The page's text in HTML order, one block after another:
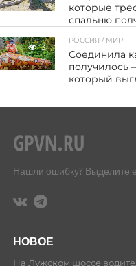
которые
спальню
31
РОССИЯ / МИР
Соединила
получилось
который
Нашли ошибку? Выделите
НОВОЕ
На Лужском шоссе